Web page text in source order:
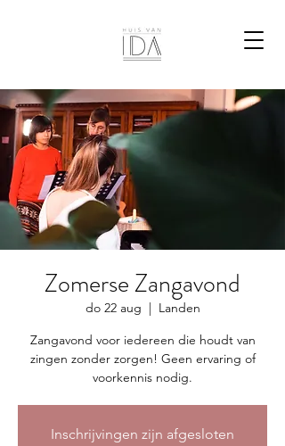
Zomerse Zangavond
do 22 aug
  |
Landen
Zangavond voor iedereen die houdt van
zingen zonder zorgen! Geen ervaring of
voorkennis nodig.
Inschrijvingen zijn afgesloten